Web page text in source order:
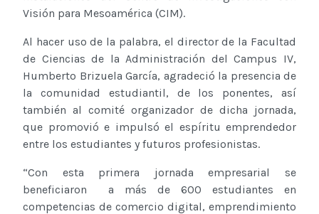
Visión para Mesoamérica (CIM).
Al hacer uso de la palabra, el director de la Facultad
de Ciencias de la Administración del Campus IV,
Humberto Brizuela García, agradeció la presencia de
la comunidad estudiantil, de los ponentes, así
también al comité organizador de dicha jornada,
que promovió e impulsó el espíritu emprendedor
entre los estudiantes y futuros profesionistas.
“Con esta primera jornada empresarial se
beneficiaron a más de 600 estudiantes en
competencias de comercio digital, emprendimiento